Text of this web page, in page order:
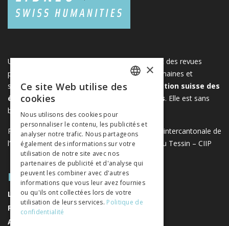
Une plateforme unique regroupant des livres et des revues
publiés par les éditeurs suisses de sciences humaines et
sociales. Libreo.ch est la propriété de l'
Association suisse des
éditeurs de sciences sociales et humaines. Elle est sans
but lucratif.www.editeurssuisses.ch
Projet réalisé avec le soutien de la Conférence intercantonale de
l’instruction publique de la Suisse romande et du Tessin – CIIP
PLAN DU SITE
LIVRES
REVUES
AUTEURS
ITALIAN
×
Ce site Web utilise des
cookies
Nous utilisons des cookies pour
personnaliser le contenu, les publicités et
analyser notre trafic. Nous partageons
également des informations sur votre
utilisation de notre site avec nos
partenaires de publicité et d'analyse qui
peuvent les combiner avec d'autres
informations que vous leur avez fournies
ou qu'ils ont collectées lors de votre
utilisation de leurs services. Politique de
confidentialité